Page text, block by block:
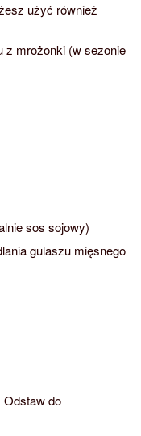
użyć również
z mrożonki (w sezonie
sos sojowy)
gulaszu mięsnego
Odstaw do